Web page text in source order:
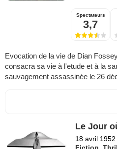
Spectateurs
3,7
Evocation de la vie de Dian
consacra sa vie à l'etude et à la
sauvagement assassinée le 26
Le Jour
18 avril 1952